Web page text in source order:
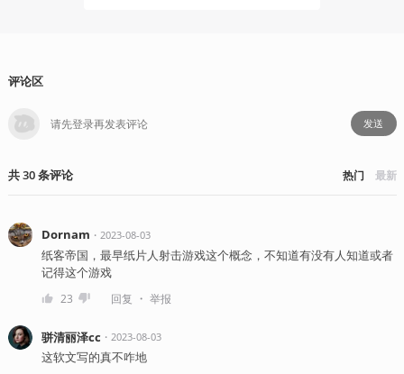
评论区
发送
共30条评论 热门 最新
Dornam ・ 2023-08-03
纸客帝国，最早纸片人射击游戏这个概念，不知道有没有人知道或者
记得这个游戏
23 回复 ・ 举报
骈清丽泽cc ・ 2023-08-03
这软文写的真不咋地